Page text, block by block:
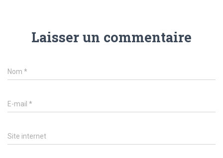
Laisser un commentaire
Nom *
E-mail *
Site internet